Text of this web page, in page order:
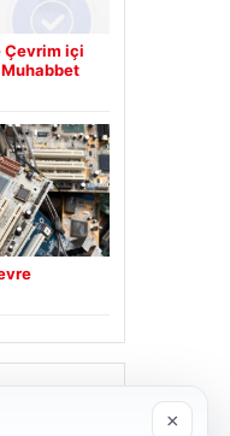
Çevrim içi
×